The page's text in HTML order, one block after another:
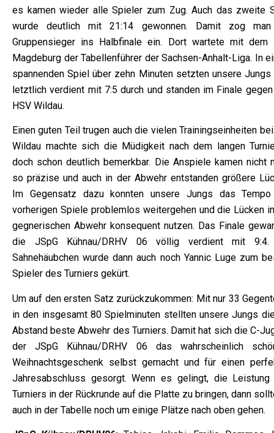
es kamen wieder alle Spieler zum Zug. Auch das zweite
wurde deutlich mit 21:14 gewonnen. Damit zog
Gruppensieger ins Halbfinale ein. Dort wartete mit dem
Magdeburg der Tabellenführer der Sachsen-Anhalt-Liga. In
spannenden Spiel über zehn Minuten setzten unsere Jungs
letztlich verdient mit 7:5 durch und standen im Finale
HSV Wildau.
Einen guten Teil trugen auch die vielen Trainingseinheiten
Wildau machte sich die Müdigkeit nach dem langen
doch schon deutlich bemerkbar. Die Anspiele kamen nicht
so präzise und auch in der Abwehr entstanden größere
Im Gegensatz dazu konnten unsere Jungs das
vorherigen Spiele problemlos weitergehen und die Lücken
gegnerischen Abwehr konsequent nutzen. Das Finale
die JSpG Kühnau/DRHV 06 völlig verdient mit
Sahnehäubchen wurde dann auch noch Yannic Luge zum
Spieler des Turniers gekürt.
Um auf den ersten Satz zurückzukommen: Mit nur 33
in den insgesamt 80 Spielminuten stellten unsere Jungs
Abstand beste Abwehr des Turniers. Damit hat sich die C-
der JSpG Kühnau/DRHV 06 das wahrscheinlich
Weihnachtsgeschenk selbst gemacht und für einen
Jahresabschluss gesorgt. Wenn es gelingt, die
Turniers in der Rückrunde auf die Platte zu bringen, dann
auch in der Tabelle noch um einige Plätze nach oben gehen.